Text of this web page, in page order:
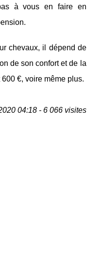
à vous en faire en
chevaux, il dépend de
de son confort et de la
€, voire même plus.
04:18 - 6 066 visites